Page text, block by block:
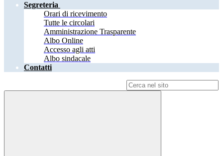
Segreteria
Orari di ricevimento
Tutte le circolari
Amministrazione Trasparente
Albo Online
Accesso agli atti
Albo sindacale
Contatti